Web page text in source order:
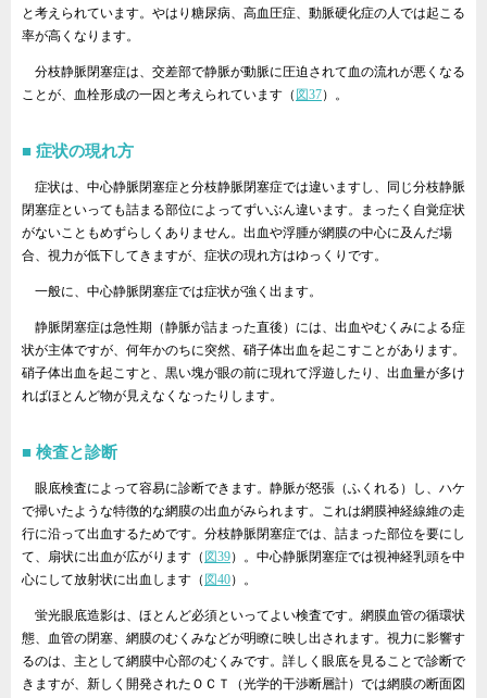
と考えられています。やはり糖尿病、高血圧症、動脈硬化症の人では起こる
率が高くなります。
分枝静脈閉塞症は、交差部で静脈が動脈に圧迫されて血の流れが悪くなる
ことが、血栓形成の一因と考えられています（ 図37）。
症状の現れ方
症状は、中心静脈閉塞症と分枝静脈閉塞症では違いますし、同じ分枝静脈
閉塞症といっても詰まる部位によってずいぶん違います。まったく自覚症状
がないこともめずらしくありません。出血や浮腫が網膜の中心に及んだ場
合、視力が低下してきますが、症状の現れ方はゆっくりです。
一般に、中心静脈閉塞症では症状が強く出ます。
静脈閉塞症は急性期（静脈が詰まった直後）には、出血やむくみによる症
状が主体ですが、何年かのちに突然、硝子体出血を起こすことがあります。
硝子体出血を起こすと、黒い塊が眼の前に現れて浮遊したり、出血量が多け
ればほとんど物が見えなくなったりします。
検査と診断
眼底検査によって容易に診断できます。静脈が怒張（ふくれる）し、ハケ
で掃いたような特徴的な網膜の出血がみられます。これは網膜神経線維の走
行に沿って出血するためです。分枝静脈閉塞症では、詰まった部位を要にし
て、扇状に出血が広がります（ 図39）。中心静脈閉塞症では視神経乳頭を中
心にして放射状に出血します（ 図40）。
蛍光眼底造影は、ほとんど必須といってよい検査です。網膜血管の循環状
態、血管の閉塞、網膜のむくみなどが明瞭に映し出されます。視力に影響す
るのは、主として網膜中心部のむくみです。詳しく眼底を見ることで診断で
きますが、新しく開発されたＯＣＴ（光学的干渉断層計）では網膜の断面図